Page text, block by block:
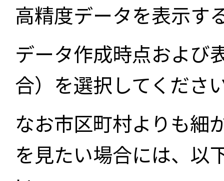
高精度データを表示す
データ作成時点および
合）を選択してくださ
なお市区町村よりも細
を見たい場合には、以